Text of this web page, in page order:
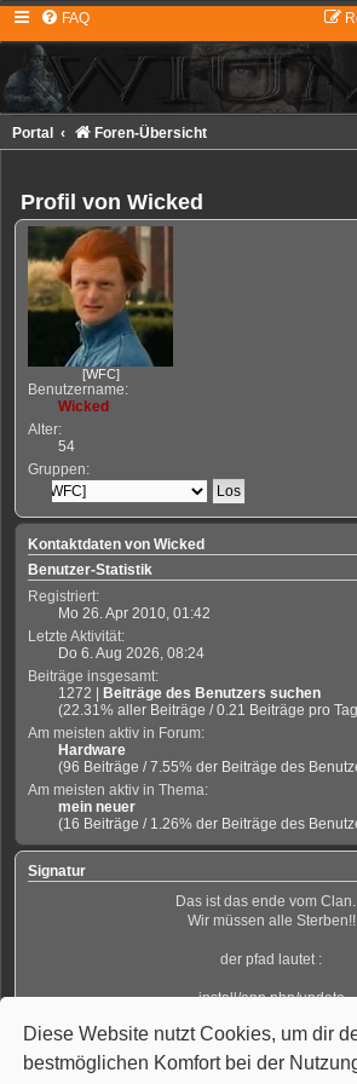
Diese Website nutzt Cookies, um dir
bestmöglichen Komfort bei der
FAQ
Portal Foren-Übersicht
Profil von Wicked
[WFC]
Benutzername:
Wicked
Alter:
54
Gruppen:
Kontaktdaten von Wicked
Benutzer-Statistik
Registriert:
Mo 26. Apr 2010, 01:42
Letzte Aktivität:
Do 6. Aug 2026, 08:24
Beiträge insgesamt:
1272 | Beiträge des Benutzers suchen
(22.31% aller Beiträge / 0.21 Beiträge pro
Am meisten aktiv in Forum:
Hardware
(96 Beiträge / 7.55% der Beiträge des
Am meisten aktiv in Thema:
mein neuer
(16 Beiträge / 1.26% der Beiträge des
Signatur
Das ist das ende vom
Wir müssen alle Sterben!!
der pfad lautet :
install/app.php/update